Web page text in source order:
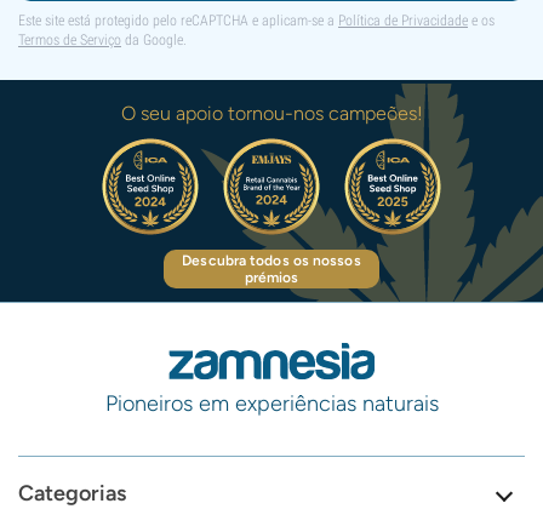
Este site está protegido pelo reCAPTCHA e aplicam-se a Política de Privacidade e os
Termos de Serviço da Google.
O seu apoio tornou-nos campeões!
Descubra todos os nossos
prémios
Pioneiros em experiências naturais
Categorias